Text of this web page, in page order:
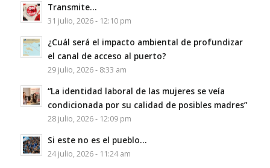
Transmite…
31 julio, 2026 - 12:10 pm
¿Cuál será el impacto ambiental de profundizar
el canal de acceso al puerto?
29 julio, 2026 - 8:33 am
“La identidad laboral de las mujeres se veía
condicionada por su calidad de posibles madres”
28 julio, 2026 - 12:09 pm
Si este no es el pueblo…
24 julio, 2026 - 11:24 am